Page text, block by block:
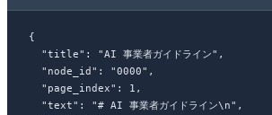
{
  "title"
: "AI 事業者ガイドライン" ,
  "node_id"
: "0000" ,
  "page_index"
: 1 ,
  "text"
: "# AI 事業者ガイドライン\n" ,